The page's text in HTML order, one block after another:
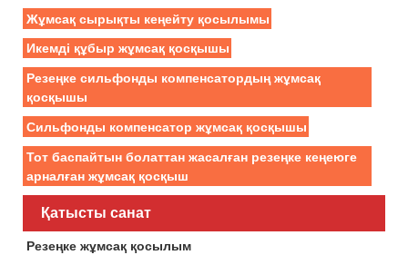
Жұмсақ сырықты кеңейту қосылымы
Икемді құбыр жұмсақ қосқышы
Резеңке сильфонды компенсатордың жұмсақ
қосқышы
Сильфонды компенсатор жұмсақ қосқышы
Тот баспайтын болаттан жасалған резеңке кеңеюге
арналған жұмсақ қосқыш
Қатысты санат
Резеңке жұмсақ қосылым